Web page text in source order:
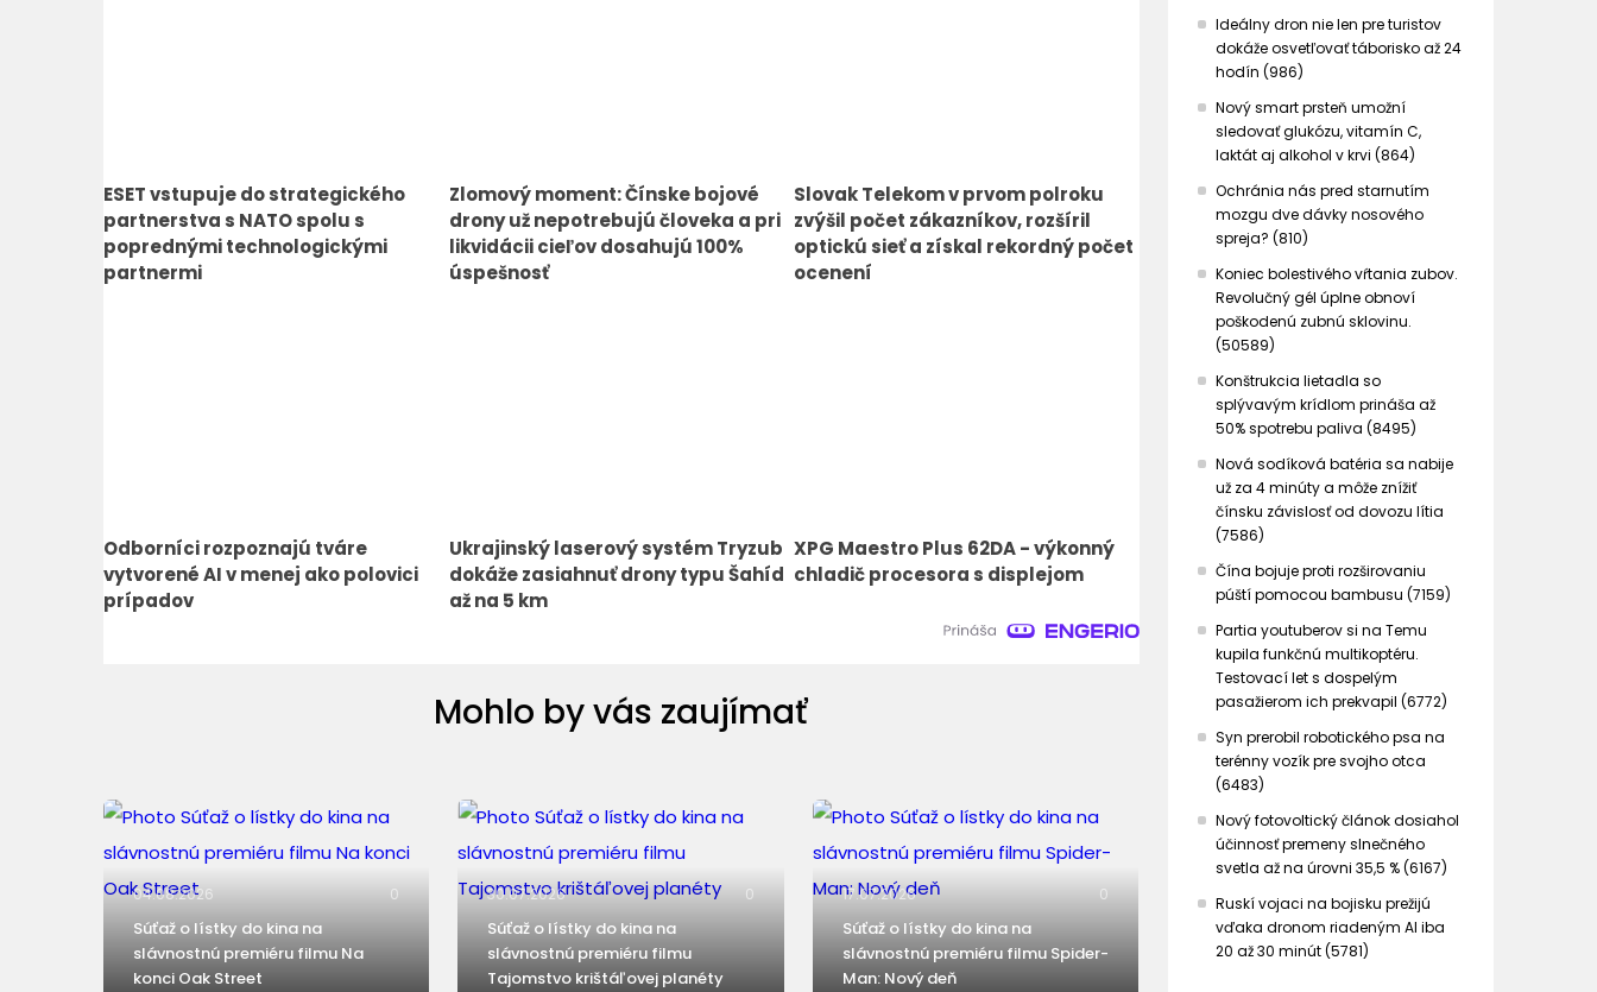
ESET vstupuje do strategického
partnerstva s NATO spolu s
poprednými technologickými
partnermi
Zlomový moment: Čínske bojové
drony už nepotrebujú človeka a pri
likvidácii cieľov dosahujú 100%
úspešnosť
Slovak Telekom v prvom polroku
zvýšil počet zákazníkov, rozšíril
optickú sieť a získal rekordný počet
ocenení
Odborníci rozpoznajú tváre
vytvorené AI v menej ako polovici
prípadov
Ukrajinský laserový systém Tryzub
dokáže zasiahnuť drony typu Šahíd
až na 5 km
XPG Maestro Plus 62DA - výkonný
chladič procesora s displejom
Mohlo by vás zaujímať
04.08.2026 0
Súťaž o lístky do kina na
slávnostnú premiéru filmu Na
konci Oak Street
30.07.2026 0
Súťaž o lístky do kina na
slávnostnú premiéru filmu
Tajomstvo krištáľovej planéty
17.07.2026 0
Súťaž o lístky do kina na
slávnostnú premiéru filmu Spider-
Man: Nový deň
Ideálny dron nie len pre turistov
dokáže osvetľovať táborisko až 24
hodín (986)
Nový smart prsteň umožní
sledovať glukózu, vitamín C,
laktát aj alkohol v krvi (864)
Ochránia nás pred starnutím
mozgu dve dávky nosového
spreja? (810)
Koniec bolestivého vŕtania zubov.
Revolučný gél úplne obnoví
poškodenú zubnú sklovinu.
(50589)
Konštrukcia lietadla so
splývavým krídlom prináša až
50% spotrebu paliva (8495)
Nová sodíková batéria sa nabije
už za 4 minúty a môže znížiť
čínsku závislosť od dovozu lítia
(7586)
Čína bojuje proti rozširovaniu
púští pomocou bambusu (7159)
Partia youtuberov si na Temu
kupila funkčnú multikoptéru.
Testovací let s dospelým
pasažierom ich prekvapil (6772)
Syn prerobil robotického psa na
terénny vozík pre svojho otca
(6483)
Nový fotovoltický článok dosiahol
účinnosť premeny slnečného
svetla až na úrovni 35,5 % (6167)
Ruskí vojaci na bojisku prežijú
vďaka dronom riadeným AI iba
20 až 30 minút (5781)